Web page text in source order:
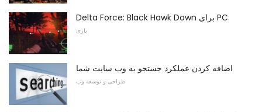
Delta Force: Black Hawk Down برای PC
بازی
اضافه کردن عملکرد جستجو به وب سایت شما
طراحی و توسعه وب